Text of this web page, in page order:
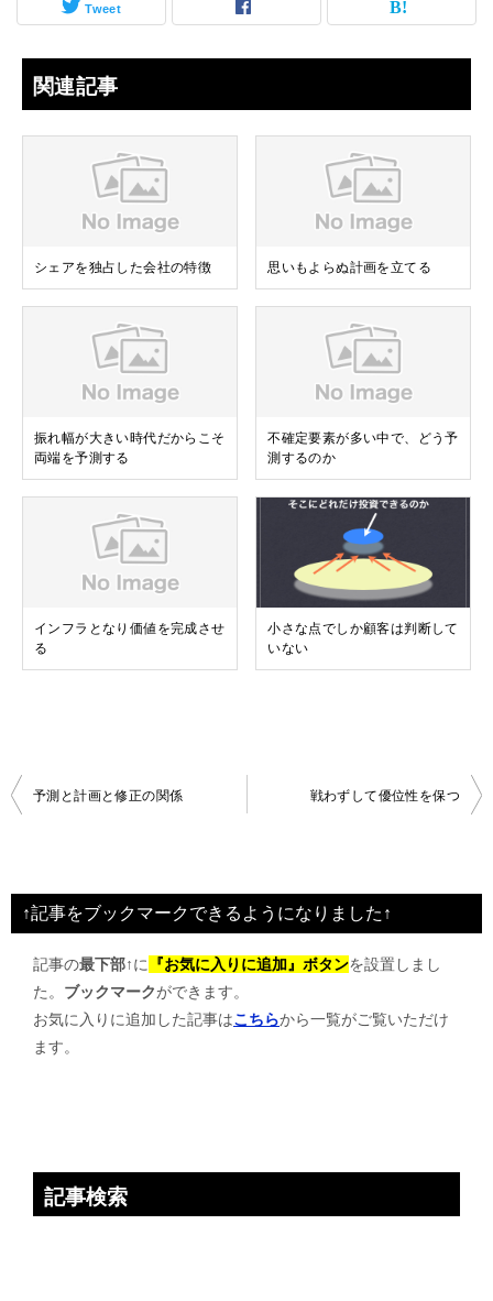
Tweet
関連記事
シェアを独占した会社の特徴 思いもよらぬ計画を立てる
振れ幅が大きい時代だからこそ
両端を予測する
不確定要素が多い中で、どう予
測するのか
インフラとなり価値を完成させ
る
小さな点でしか顧客は判断して
いない
投
ビ
ゲ
予測と計画と修正の関係 戦わずして優位性を保つ
↑記事をブックマークできるようになりました↑
記事の最下部↑に 『お気に入りに追加』ボタンを設置しまし
た。 ブックマークができます。
お気に入りに追加した記事はこちらから一覧がご覧いただけ
ます。
記事検索